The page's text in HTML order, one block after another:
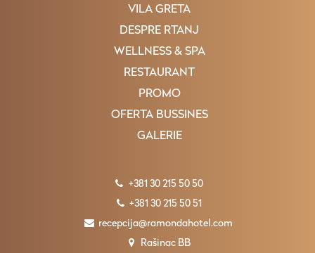
VILA GRETA
DESPRE RTANJ
WELLNESS & SPA
RESTAURANT
PROMO
OFERTA BUSSINES
GALERIE
+381 30 215 50 50
+381 30 215 50 51
recepcija@ramondahotel.com
Rašinac BB